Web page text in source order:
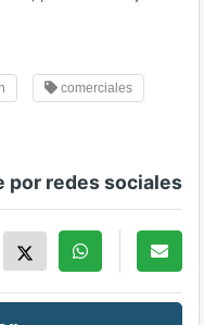
comerciales
por redes sociales